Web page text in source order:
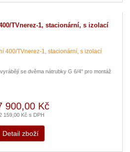
TVnerez-1, stacionární, s izolací
se dvěma nátrubky G 6/4" pro montáž
900,00 Kč
159,00 Kč s DPH
Detail zboží